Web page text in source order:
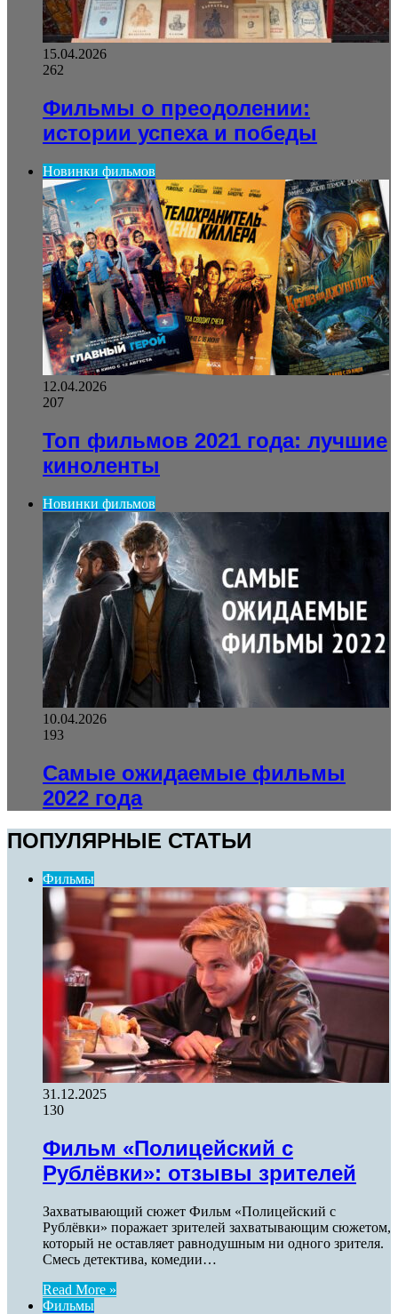
15.04.2026
262
Фильмы о преодолении:
истории успеха и победы
Новинки фильмов
12.04.2026
207
Топ фильмов 2021 года: лучшие
киноленты
Новинки фильмов
10.04.2026
193
Самые ожидаемые фильмы
2022 года
ПОПУЛЯРНЫЕ СТАТЬИ
Фильмы
31.12.2025
130
Фильм «Полицейский с
Рублёвки»: отзывы зрителей
Захватывающий сюжет Фильм «Полицейский с
Рублёвки» поражает зрителей захватывающим сюжетом,
который не оставляет равнодушным ни одного зрителя.
Смесь детектива, комедии…
Read More »
Фильмы